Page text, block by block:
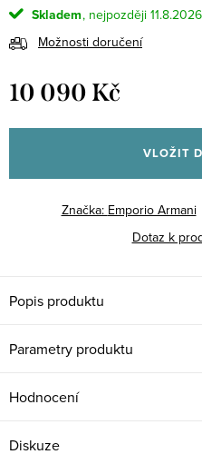
Skladem
11.8.2026
Možnosti doručení
10 090 Kč
cena:
VLOŽIT
Značka: Emporio Armani
Dotaz k
Popis produktu
Parametry produktu
Hodnocení
Diskuze